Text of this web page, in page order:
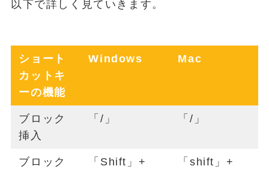
以下で詳しく見ていきます。
ショート
カットキ
ーの機能
Windows Mac
ブロック
挿入
「/」 「/」
ブロック
「Shift」+
「shift」+